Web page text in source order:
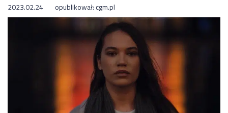
2023.02.24 opublikował:cgm.pl